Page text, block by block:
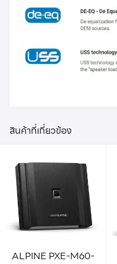
สินค้าที่เกี่ยวข้อง
ALPINE PXE-M60-